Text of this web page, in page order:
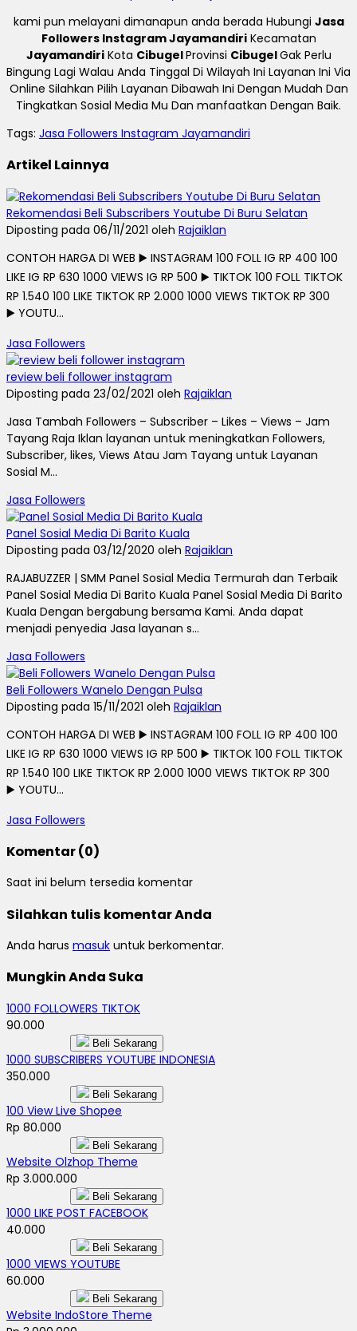
kami pun melayani dimanapun anda berada Hubungi Jasa
Followers Instagram JayamandiriKecamatan
JayamandiriKota CibugelProvinsi CibugelGak Perlu
Bingung Lagi Walau Anda Tinggal Di Wilayah Ini Layanan Ini Via
Online Silahkan Pilih Layanan Dibawah Ini Dengan Mudah Dan
Tingkatkan Sosial Media Mu Dan manfaatkan Dengan Baik.
Tags: Jasa Followers Instagram Jayamandiri
Artikel Lainnya
Rekomendasi Beli Subscribers Youtube Di Buru Selatan
Diposting pada 06/11/2021 oleh Rajaiklan
CONTOH HARGA DI WEB ▶️ INSTAGRAM 100 FOLL IG RP 400 100
LIKE IG RP 630 1000 VIEWS IG RP 500 ▶️ TIKTOK 100 FOLL TIKTOK
RP 1.540 100 LIKE TIKTOK RP 2.000 1000 VIEWS TIKTOK RP 300
▶️ YOUTU...
Jasa Followers
review beli follower instagram
Diposting pada 23/02/2021 oleh Rajaiklan
Jasa Tambah Followers – Subscriber – Likes – Views – Jam
Tayang Raja Iklan layanan untuk meningkatkan Followers,
Subscriber, likes, Views Atau Jam Tayang untuk Layanan
Sosial M...
Jasa Followers
Panel Sosial Media Di Barito Kuala
Diposting pada 03/12/2020 oleh Rajaiklan
RAJABUZZER | SMM Panel Sosial Media Termurah dan Terbaik
Panel Sosial Media Di Barito Kuala Panel Sosial Media Di Barito
Kuala Dengan bergabung bersama Kami. Anda dapat
menjadi penyedia Jasa layanan s...
Jasa Followers
Beli Followers Wanelo Dengan Pulsa
Diposting pada 15/11/2021 oleh Rajaiklan
CONTOH HARGA DI WEB ▶️ INSTAGRAM 100 FOLL IG RP 400 100
LIKE IG RP 630 1000 VIEWS IG RP 500 ▶️ TIKTOK 100 FOLL TIKTOK
RP 1.540 100 LIKE TIKTOK RP 2.000 1000 VIEWS TIKTOK RP 300
▶️ YOUTU...
Jasa Followers
Komentar (0)
Saat ini belum tersedia komentar
Silahkan tulis komentar Anda
Anda harus masuk untuk berkomentar.
Mungkin Anda Suka
1000 FOLLOWERS TIKTOK
90.000
Beli Sekarang
1000 SUBSCRIBERS YOUTUBE INDONESIA
350.000
Beli Sekarang
100 View Live Shopee
Rp 80.000
Beli Sekarang
Website Olzhop Theme
Rp 3.000.000
Beli Sekarang
1000 LIKE POST FACEBOOK
40.000
Beli Sekarang
1000 VIEWS YOUTUBE
60.000
Beli Sekarang
Website IndoStore Theme